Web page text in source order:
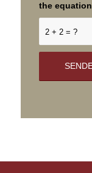
2 + 2 = ?
the equation